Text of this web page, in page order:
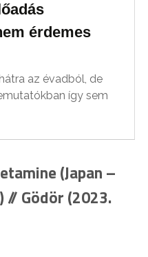
érdemes
az évadból, de
így sem
(Japan –
// Gödör (2023.